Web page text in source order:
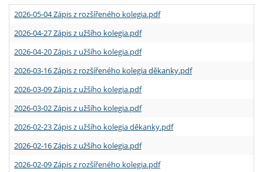
2026-05-04 Zápis z rozšířeného kolegia.pdf
2026-04-27 Zápis z užšího kolegia.pdf
2026-04-20 Zápis z užšího kolegia.pdf
2026-03-16 Zápis z rozšířeného kolegia děkanky.pdf
2026-03-09 Zápis z užšího kolegia.pdf
2026-03-02 Zápis z užšího kolegia.pdf
2026-02-23 Zápis z užšího kolegia děkanky.pdf
2026-02-16 Zápis z užšího kolegia.pdf
2026-02-09 Zápis z rozšířeného kolegia.pdf